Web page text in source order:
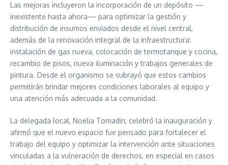
Las mejoras incluyeron la incorporación de un depósito —
inexistente hasta ahora— para optimizar la gestión y
distribución de insumos enviados desde el nivel central,
además de la renovación integral de la infraestructura:
instalación de gas nueva, colocación de termotanque y cocina,
recambio de pisos, nueva iluminación y trabajos generales de
pintura. Desde el organismo se subrayó que estos cambios
permitirán brindar mejores condiciones laborales al equipo y
una atención más adecuada a la comunidad.
La delegada local, Noelia Tomadin, celebró la inauguración y
afirmó que el nuevo espacio fue pensado para fortalecer el
trabajo del equipo y optimizar la intervención ante situaciones
vinculadas a la vulneración de derechos, en especial en casos